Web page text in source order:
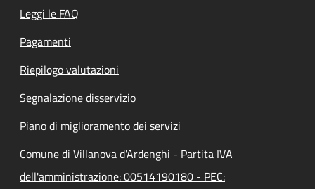
Leggi le FAQ
Pagamenti
Riepilogo valutazioni
Segnalazione disservizio
Piano di miglioramento dei servizi
Comune di Villanova d'Ardenghi - Partita IVA
dell'amministrazione: 00514190180 - PEC: